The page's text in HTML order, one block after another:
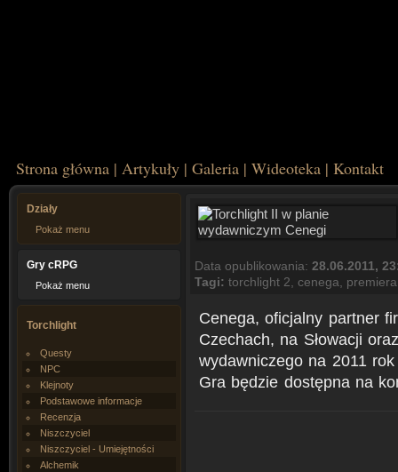
Strona główna | Artykuły | Galeria | Wideoteka | Kontakt
Działy
Pokaż menu
Gry cRPG
Pokaż menu
Torchlight
Questy
NPC
Klejnoty
Podstawowe informacje
Recenzja
Niszczyciel
Niszczyciel - Umiejętności
Alchemik
Data opublikowania: 28.06.2011,
Tagi: torchlight 2 cenega premiera
Cenega, oficjalny partner
Czechach, na Słowacji
wydawniczego na 2011 rok
Gra będzie dostępna na